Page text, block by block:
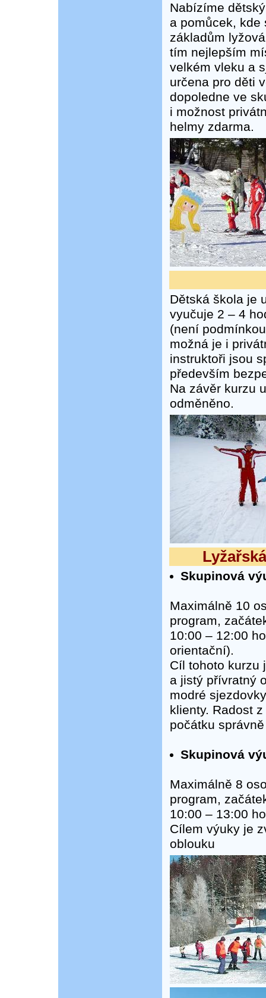
Nabízíme
a pomůcek,
základům
tím nejlepším
velkém vleku a
určena pro děti
dopoledne ve
i možnost
helmy zdarma.
Dětská škola je
vyučuje 2 – 4
(není
možná je i
instruktoři jsou
především
Na závěr kurzu
odměněno.
Skupinová
Maximálně 10
program,
10:00 – 12:00
orientační).
Cíl tohoto kurzu
a jistý přívratný
modré
klienty. Radost
počátku
Skupinová
Maximálně 8
program,
10:00 – 13:00
Cílem výuky je
oblouku